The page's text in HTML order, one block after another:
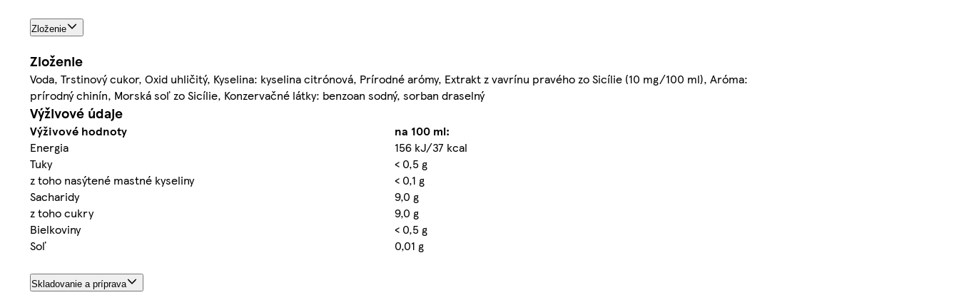
Zloženie
Zloženie
Voda, Trstinový cukor, Oxid uhličitý, Kyselina: kyselina citrónová, Prírodné arómy, Extrakt z vavrínu pravého zo Sicílie (10 mg/100 ml), Aróma:
prírodný chinín, Morská soľ zo Sicílie, Konzervačné látky: benzoan sodný, sorban draselný
Výživové údaje
Výživové hodnoty
na 100 ml:
Energia
156 kJ/37 kcal
Tuky
< 0,5 g
z toho nasýtené mastné kyseliny
< 0,1 g
Sacharidy
9,0 g
z toho cukry
9,0 g
Bielkoviny
< 0,5 g
Soľ
0,01 g
Skladovanie a príprava